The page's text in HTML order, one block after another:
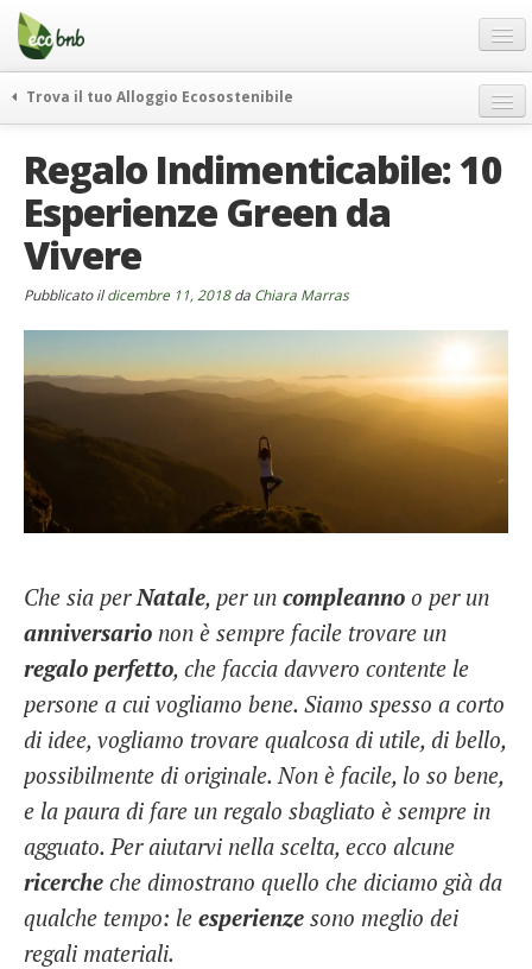
Menu
Salta
contenuto
Offerte Speciali
Regali
FAQ
Chi Siamo
Partner
Contatti
Italiano
German
Spanish
Italiano
Trova il tuo Alloggio Ecosostenibile
itinerari
curiosità
vivere e viaggiare verde
Regalo Indimenticabile: 10
Esperienze Green da
Vivere
Pubblicato ildicembre 11, 2018da Chiara Marras
Che sia perNatale, per un compleanno o per un
anniversario non è sempre facile trovare un
regalo perfetto, che faccia davvero contente le
persone a cui vogliamo bene. Siamo spesso a corto
di idee, vogliamo trovare qualcosa di utile, di bello,
possibilmente di originale. Non è facile, lo so bene,
e la paura di fare un regalo sbagliato è sempre in
agguato. Per aiutarvi nella scelta, ecco alcune
ricerche che dimostrano quello che diciamo già da
qualche tempo: le esperienze sono meglio dei
regali materiali.